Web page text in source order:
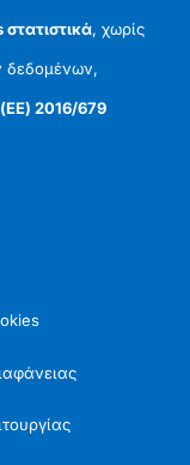
, χωρίς
δεδομένων,
2016/679